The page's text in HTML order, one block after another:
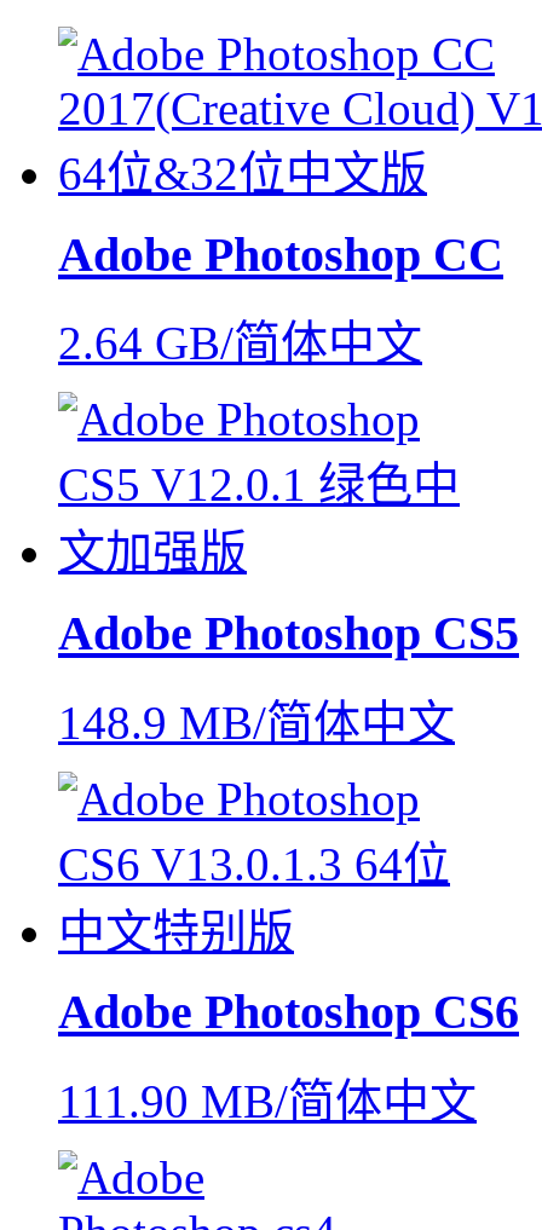
Adobe Photoshop CC
2.64 GB/简体中文
Adobe Photoshop CS5
148.9 MB/简体中文
Adobe Photoshop CS6
111.90 MB/简体中文